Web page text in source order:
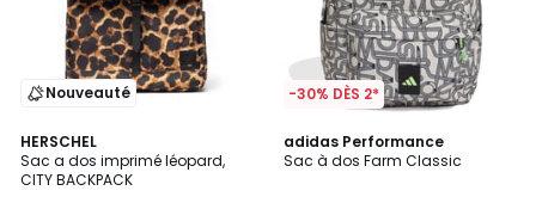
Nouveauté
HERSCHEL
Sac a dos imprimé léopard,
CITY BACKPACK
4,5
/ 5
-30% DÈS 2*
adidas Performance
Sac à dos Farm Classic
5
/